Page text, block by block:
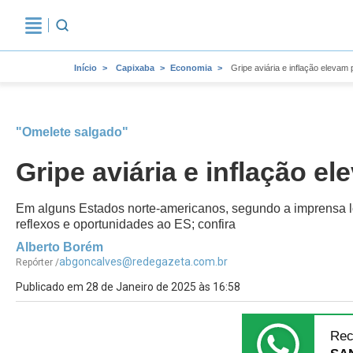
Início Capixaba Economia Gripe aviária e inflação elevam
"Omelete salgado"
Gripe aviária e inflação
Em alguns Estados norte-americanos, segundo a
reflexos e oportunidades ao ES; confira
Alberto Borém
Repórter /abgoncalves@redegazeta.com.br
Publicado em 28 de Janeiro de 2025 às 16:58